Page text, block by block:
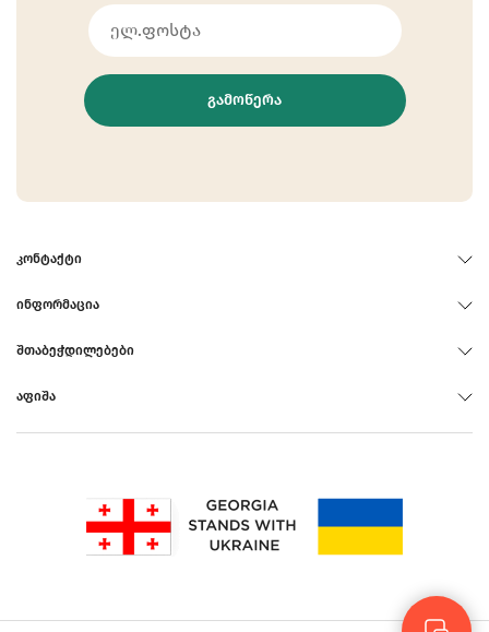
ᲒᲐᲛᲝᲬᲔᲠᲐ
ᲙᲝᲜᲢᲐᲥᲢᲘ
ᲘᲜᲤᲝᲠᲛᲐᲪᲘᲐ
ᲨᲗᲐᲑᲔᲭᲓᲘᲚᲔᲑᲔᲑᲘ
ᲐᲤᲘᲨᲐ